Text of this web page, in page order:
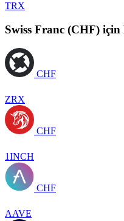
TRX
Swiss Franc (CHF)
CHF
ZRX
CHF
1INCH
CHF
AAVE